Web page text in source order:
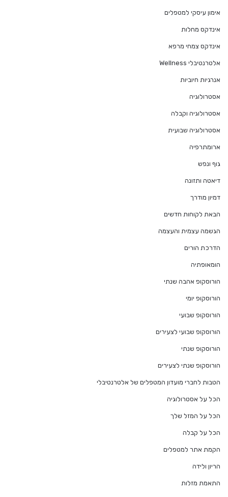
אימון עיסקי למטפלים
אינדקס מחלות
אינדקס צמחי מרפא
אלטרנטיבלי Wellness
אנרגיות חיוביות
אסטרולוגיה
אסטרולוגיה וקבלה
אסטרולוגיה שבועית
ארומתרפיה
גוף ונפש
דיאטה ותזונה
דמיון מודרך
הבאת לקוחות חדשים
הגשמה עצמית והעצמה
הדרכת הורים
הומאופתיה
הורוסקופ אהבה שנתי
הורוסקופ יומי
הורוסקופ שבועי
הורוסקופ שבועי לצעירים
הורוסקופ שנתי
הורוסקופ שנתי לצעירים
הטבות לחברי מועדון המטפלים של אלטרנטיבלי
הכל על אסטרולוגיה
הכל על המזל שלך
הכל על קבלה
הקמת אתר למטפלים
הריון ולידה
התאמת מזלות